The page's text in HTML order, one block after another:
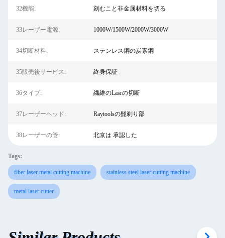
32機能: 刻むこと非金属材料を切る
33レーザー電源: 1000W/1500W/2000W/3000W
34切断材料: ステンレス鋼の炭素鋼
35販売後サービス: 終身保証
36タイプ: 繊維のLasrの切断
37レーザーヘッド: Raytoolsの髭剃り部
38レーザーの管: 北京は 承認した
Tags:
fiber laser metal cutting machine stainless steel laser cutting machine
metal laser cutter